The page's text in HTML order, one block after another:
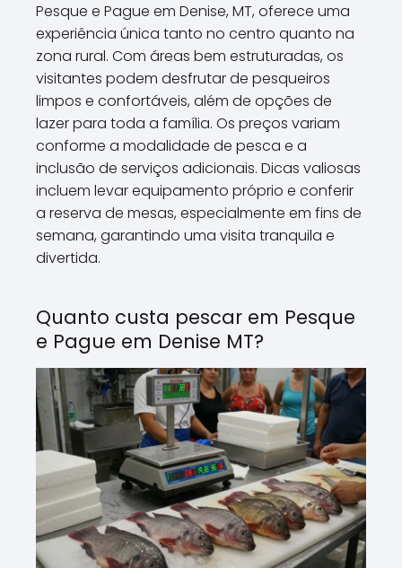
Pesque e Pague em Denise, MT, oferece uma
experiência única tanto no centro quanto na
zona rural. Com áreas bem estruturadas, os
visitantes podem desfrutar de pesqueiros
limpos e confortáveis, além de opções de
lazer para toda a família. Os preços variam
conforme a modalidade de pesca e a
inclusão de serviços adicionais. Dicas valiosas
incluem levar equipamento próprio e conferir
a reserva de mesas, especialmente em fins de
semana, garantindo uma visita tranquila e
divertida.
Quanto custa pescar em Pesque
e Pague em Denise MT?